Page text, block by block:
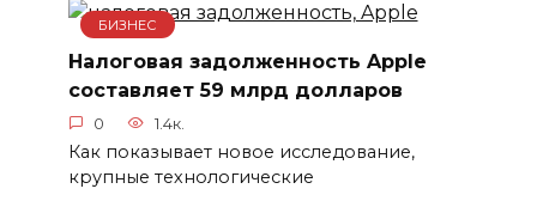
БИЗНЕС
Налоговая задолженность Apple
составляет 59 млрд долларов
0 1.4к.
Как показывает новое исследование,
крупные технологические